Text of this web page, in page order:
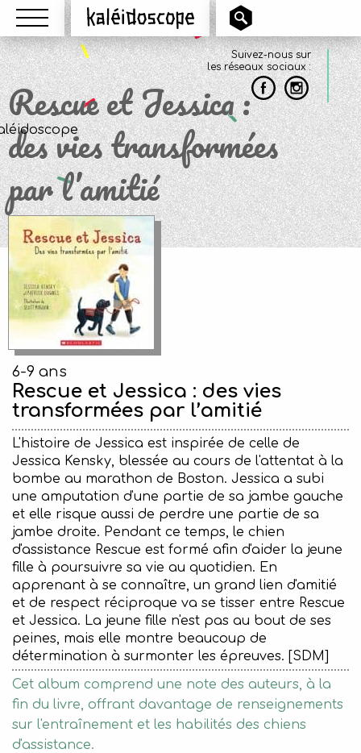
Menu Kaléidoscope
Suivez-nous sur
les réseaux sociaux :
Rescue et Jessica :
des vies transformées
par l’amitié
6-9 ans
Rescue et Jessica : des vies
transformées par l’amitié
L'histoire de Jessica est inspirée de celle de
Jessica Kensky, blessée au cours de l'attentat à la
bombe au marathon de Boston. Jessica a subi
une amputation d'une partie de sa jambe gauche
et elle risque aussi de perdre une partie de sa
jambe droite. Pendant ce temps, le chien
d'assistance Rescue est formé afin d'aider la jeune
fille à poursuivre sa vie au quotidien. En
apprenant à se connaître, un grand lien d'amitié
et de respect réciproque va se tisser entre Rescue
et Jessica. La jeune fille n'est pas au bout de ses
peines, mais elle montre beaucoup de
détermination à surmonter les épreuves. [SDM]
Cet album comprend une note des auteurs, à la
fin du livre, offrant davantage de renseignements
sur l'entraînement et les habilités des chiens
d'assistance.